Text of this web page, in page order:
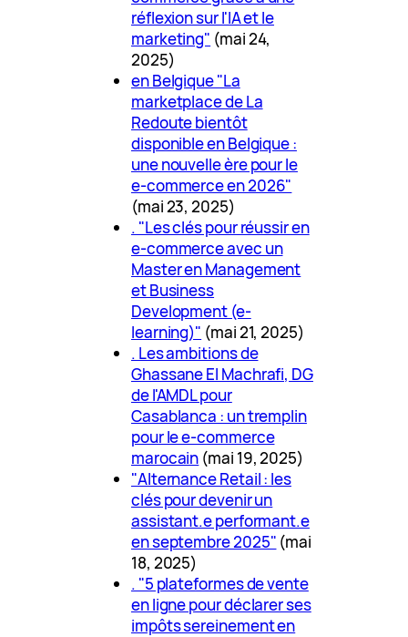
réflexion sur l'IA et le
marketing" (mai 24,
2025)
en Belgique "La
marketplace de La
Redoute bientôt
disponible en Belgique :
une nouvelle ère pour le
e-commerce en 2026"
(mai 23, 2025)
. "Les clés pour réussir en
e-commerce avec un
Master en Management
et Business
Development (e-
learning)" (mai 21, 2025)
. Les ambitions de
Ghassane El Machrafi, DG
de l'AMDL pour
Casablanca : un tremplin
pour le e-commerce
marocain (mai 19, 2025)
"Alternance Retail : les
clés pour devenir un
assistant.e performant.e
en septembre 2025" (mai
18, 2025)
. "5 plateformes de vente
en ligne pour déclarer ses
impôts sereinement en